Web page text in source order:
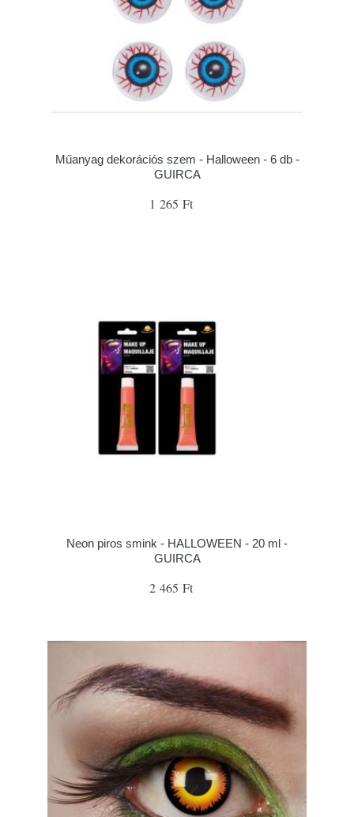
Műanyag dekorációs szem - Halloween - 6 db -
GUIRCA
1 265 Ft
Neon piros smink - HALLOWEEN - 20 ml -
GUIRCA
2 465 Ft